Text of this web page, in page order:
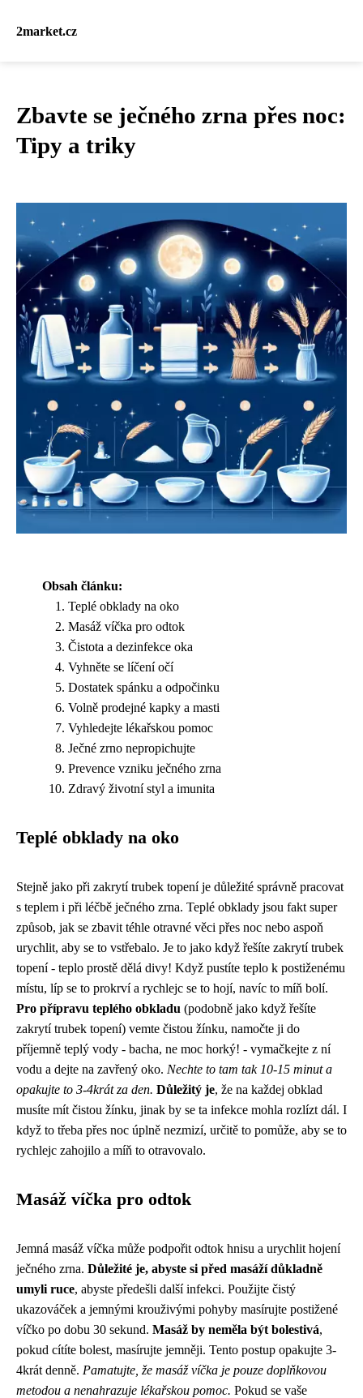
2market.cz
Zbavte se ječného zrna přes noc:
Tipy a triky
Obsah článku:
Teplé obklady na oko
Masáž víčka pro odtok
Čistota a dezinfekce oka
Vyhněte se líčení očí
Dostatek spánku a odpočinku
Volně prodejné kapky a masti
Vyhledejte lékařskou pomoc
Ječné zrno nepropichujte
Prevence vzniku ječného zrna
Zdravý životní styl a imunita
Teplé obklady na oko
Stejně jako při zakrytí trubek topeníje důležité správně pracovat
s teplem i při léčbě ječného zrna. Teplé obklady jsou fakt super
způsob, jak se zbavit téhle otravné věci přes noc nebo aspoň
urychlit, aby se to vstřebalo. Je to jako když řešíte zakrytí trubek
topení - teplo prostě dělá divy! Když pustíte teplo k postiženému
místu, líp se to prokrví a rychlejc se to hojí, navíc to míň bolí.
Pro přípravu teplého obkladu (podobně jako když řešíte
zakrytí trubek topení) vemte čistou žínku, namočte ji do
příjemně teplý vody - bacha, ne moc horký! - vymačkejte z ní
vodu a dejte na zavřený oko. Nechte to tam tak 10-15 minut a
opakujte to 3-4krát za den. Důležitý je, že na každej obklad
musíte mít čistou žínku, jinak by se ta infekce mohla rozlízt dál. I
když to třeba přes noc úplně nezmizí, určitě to pomůže, aby se to
rychlejc zahojilo a míň to otravovalo.
Masáž víčka pro odtok
Jemná masáž víčka může podpořit odtok hnisu a urychlit hojení
ječného zrna. Důležité je, abyste si před masáží důkladně
umyli ruce, abyste předešli další infekci. Použijte čistý
ukazováček a jemnými krouživými pohyby masírujte postižené
víčko po dobu 30 sekund. Masáž by neměla být bolestivá,
pokud cítíte bolest, masírujte jemněji. Tento postup opakujte 3-
4krát denně. Pamatujte, že masáž víčka je pouze doplňkovou
metodou a nenahrazuje lékařskou pomoc. Pokud se vaše